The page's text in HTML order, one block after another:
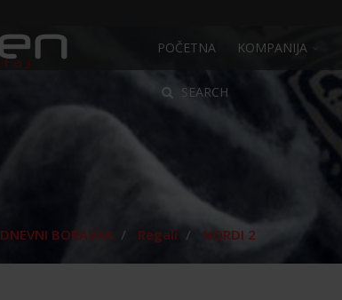
POČETNA KOMPANIJA
SEARCH
DNEVNI BORAVAK Regali NORDI 2